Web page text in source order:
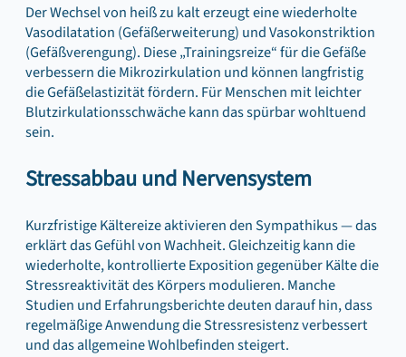
Der Wechsel von heiß zu kalt erzeugt eine wiederholte
Vasodilatation (Gefäßerweiterung) und Vasokonstriktion
(Gefäßverengung). Diese „Trainingsreize“ für die Gefäße
verbessern die Mikrozirkulation und können langfristig
die Gefäßelastizität fördern. Für Menschen mit leichter
Blutzirkulationsschwäche kann das spürbar wohltuend
sein.
Stressabbau und Nervensystem
Kurzfristige Kältereize aktivieren den Sympathikus — das
erklärt das Gefühl von Wachheit. Gleichzeitig kann die
wiederholte, kontrollierte Exposition gegenüber Kälte die
Stressreaktivität des Körpers modulieren. Manche
Studien und Erfahrungsberichte deuten darauf hin, dass
regelmäßige Anwendung die Stressresistenz verbessert
und das allgemeine Wohlbefinden steigert.